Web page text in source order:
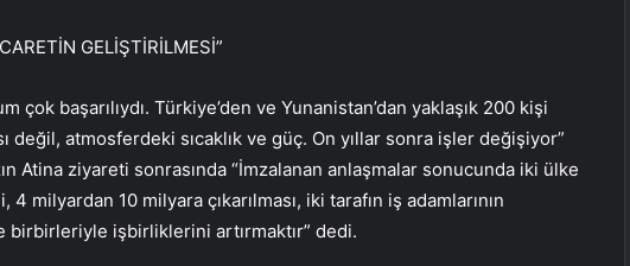
GELİŞTİRİLMESİ”
çok başarılıydı. Türkiye’den ve Yunanistan’dan yaklaşık 200 kişi
değil, atmosferdeki sıcaklık ve güç. On yıllar sonra işler değişiyor”
Atina ziyareti sonrasında “İmzalanan anlaşmalar sonucunda iki ülke
milyardan 10 milyara çıkarılması, iki tarafın iş adamlarının
birbirleriyle işbirliklerini artırmaktır” dedi.